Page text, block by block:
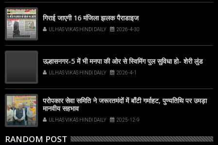
गिराई जाएगी 16 मंजिला झलक पैराडाइज
ULHAS VIKAS HINDI DAILY 2026-4-30
उल्हासनगर-5 में भी मनपा की ओर से स्विमिंग पुल सुविधा हो- शेरी लुंड
ULHAS VIKAS HINDI DAILY 2026-4-1
परोपकार सेवा समिति ने जरूरतमंदों में बाँटी गर्माहट, पुण्यतिथि पर उमड़ा
मानवीय सहभाव
ULHAS VIKAS HINDI DAILY 2025-12-9
RANDOM POST